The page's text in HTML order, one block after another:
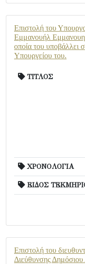
Επιστολή του
Εμμανουήλ
οποία του υποβάλλει
Υπουργείου του.
ΤΙΤΛΟΣ
ΧΡΟΝΟΛΟΓΙΑ
ΕΙΔΟΣ
Επιστολή του
Διεύθυνσης